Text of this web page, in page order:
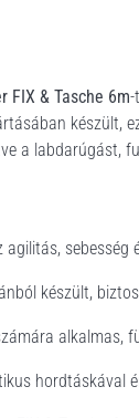
FIX & Tasche 6m-
készült,
a labdarúgást,
agilitás, sebesség
készült,
alkalmas,
hordtáskával